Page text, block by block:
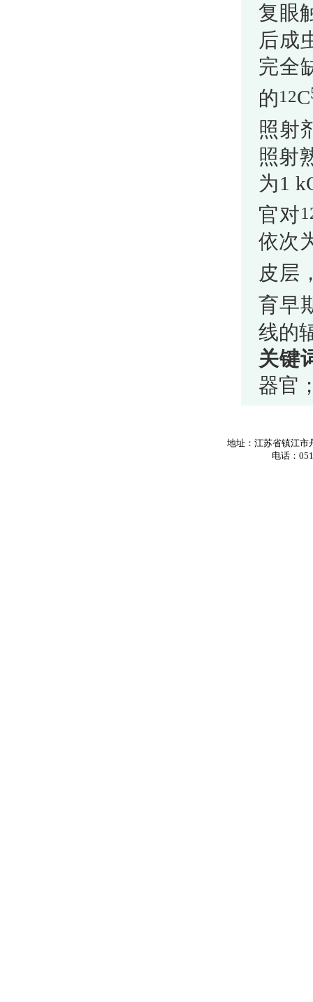
复眼
后成
完全
的12C
照射
照射
为1
官对
依次
皮层
育早
线的
关键
器官
地址：江苏省镇江市
电话：